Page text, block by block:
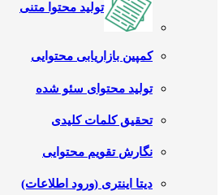
تولید محتوا متنی
کمپین بازاریابی محتوایی
تولید محتوای سئو شده
تحقیق کلمات کلیدی
نگارش تقویم محتوایی
دیتا اینتری (ورود اطلاعات)